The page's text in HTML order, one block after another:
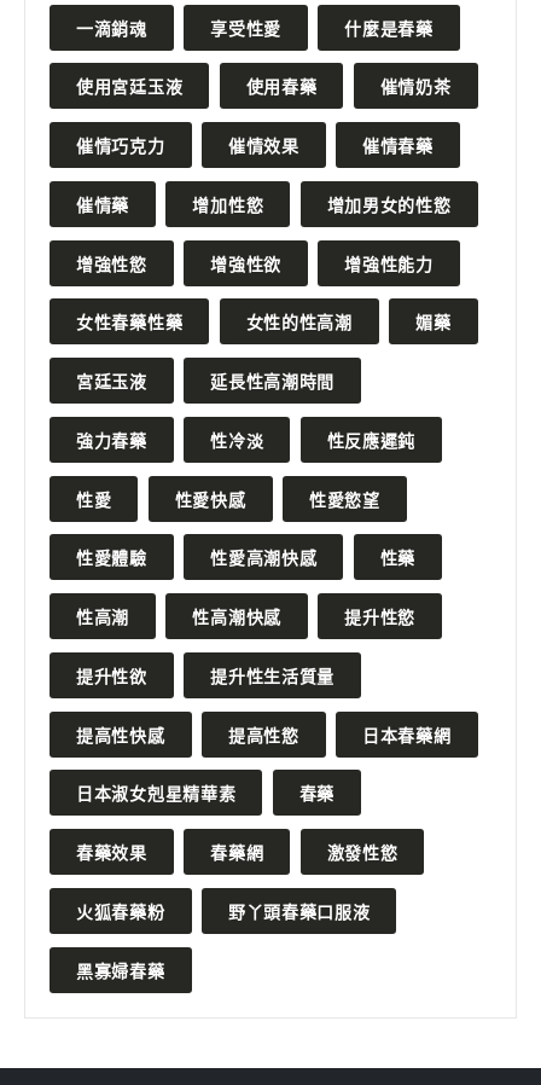
一滴銷魂 享受性愛 什麼是春藥
使用宮廷玉液 使用春藥 催情奶茶
催情巧克力 催情效果 催情春藥
催情藥 增加性慾 增加男女的性慾
增強性慾 增強性欲 增強性能力
女性春藥性藥 女性的性高潮 媚藥
宮廷玉液 延長性高潮時間
強力春藥 性冷淡 性反應遲鈍
性愛 性愛快感 性愛慾望
性愛體驗 性愛高潮快感 性藥
性高潮 性高潮快感 提升性慾
提升性欲 提升性生活質量
提高性快感 提高性慾 日本春藥網
日本淑女剋星精華素 春藥
春藥效果 春藥網 激發性慾
火狐春藥粉 野丫頭春藥口服液
黑寡婦春藥